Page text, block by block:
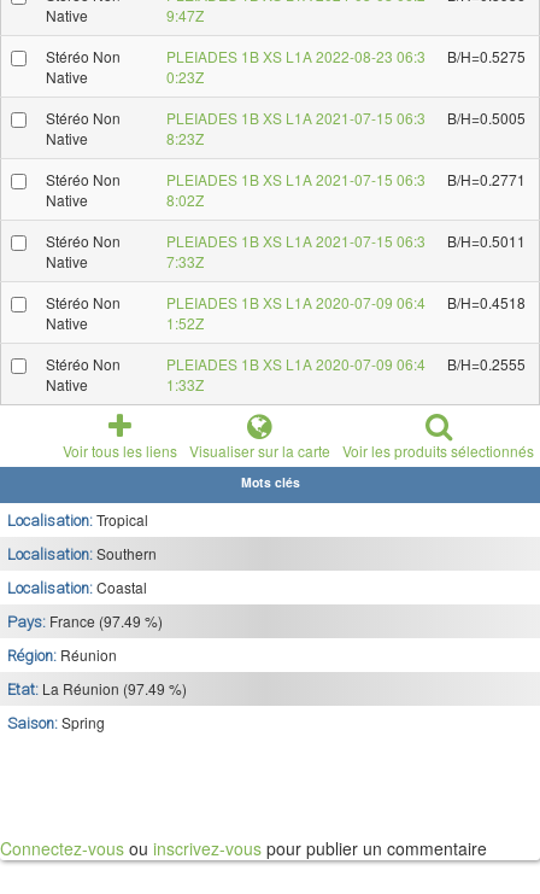
Native
9:47Z
Stéréo Non
Native
PLEIADES 1B XS L1A 2022-08-23 06:3
0:23Z
B/H=0.5275
Stéréo Non
Native
PLEIADES 1B XS L1A 2021-07-15 06:3
8:23Z
B/H=0.5005
Stéréo Non
Native
PLEIADES 1B XS L1A 2021-07-15 06:3
8:02Z
B/H=0.2771
Stéréo Non
Native
PLEIADES 1B XS L1A 2021-07-15 06:3
7:33Z
B/H=0.5011
Stéréo Non
Native
PLEIADES 1B XS L1A 2020-07-09 06:4
1:52Z
B/H=0.4518
Stéréo Non
Native
PLEIADES 1B XS L1A 2020-07-09 06:4
1:33Z
B/H=0.2555
Voir tous les liens Visualiser sur la carte Voir les produits sélectionnés
Mots clés
Localisation: Tropical
Localisation: Southern
Localisation: Coastal
Pays: France (97.49 %)
Région: Réunion
Etat: La Réunion (97.49 %)
Saison: Spring
Connectez-vous ou inscrivez-vous pour publier un commentaire